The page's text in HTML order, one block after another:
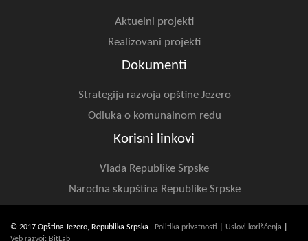
Aktuelni projekti
Realizovani projekti
Dokumenti
Strategija razvoja opštine Jezero
Odluka o komunalnom redu
Korisni linkovi
Vlada Republike Srpske
Narodna skupština Republike Srpske
© 2017 Opština Jezero, Republika Srpska Politika privatnosti Uslovi korišćenja
Veb razvoj: BitLab